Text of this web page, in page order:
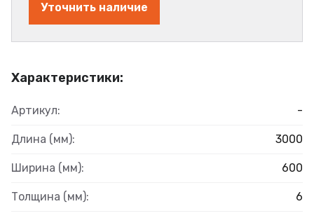
Характеристики:
Артикул: -
Длина (мм): 3000
Ширина (мм): 600
Толщина (мм): 6
Уточнить наличие